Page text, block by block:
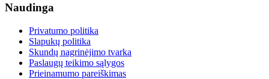
Naudinga
Privatumo politika
Slapukų politika
Skundų nagrinėjimo tvarka
Paslaugų teikimo sąlygos
Prieinamumo pareiškimas